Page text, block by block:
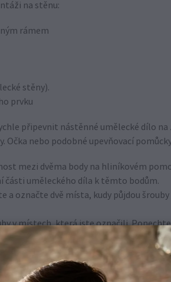
na stěnu:
rámem
stěny).
prvku
připevnit nástěnné umělecké dílo na
nebo podobné upevňovací
mezi dvěma body na hliníkovém
části uměleckého díla k těmto bodům.
označte dvě místa, kudy půjdou
v místech, která jste označili.
u zdi, protože možná budete muset
šrouby lícovaly s otvory na hliníkovém